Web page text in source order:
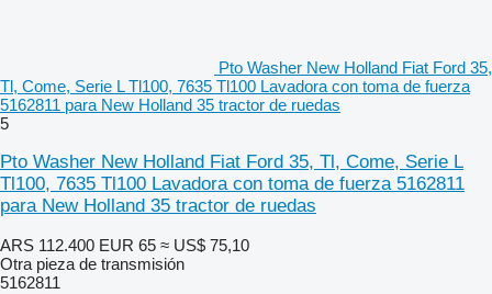
Pto Washer New Holland Fiat Ford 35,
Tl, Come, Serie L Tl100, 7635 Tl100 Lavadora con toma de fuerza
5162811 para New Holland 35 tractor de ruedas
5
Pto Washer New Holland Fiat Ford 35, Tl, Come, Serie L
Tl100, 7635 Tl100 Lavadora con toma de fuerza 5162811
para New Holland 35 tractor de ruedas
ARS 112.400 EUR 65 ≈ US$ 75,10
Otra pieza de transmisión
5162811